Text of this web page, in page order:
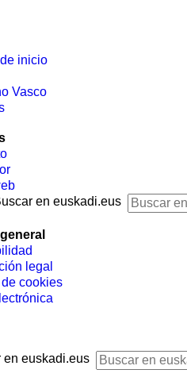
inicio
Vasco
en euskadi.eus
legal
cookies
en euskadi.eus